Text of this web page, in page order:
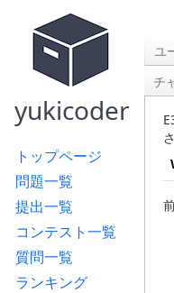
yukicoder
トップページ
問題一覧
提出一覧
コンテスト一覧
質問一覧
ランキング
ユ
チ